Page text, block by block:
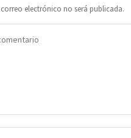
electrónico no será publicada.